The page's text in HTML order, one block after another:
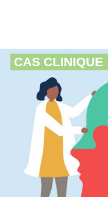
CAS CLINIQUE